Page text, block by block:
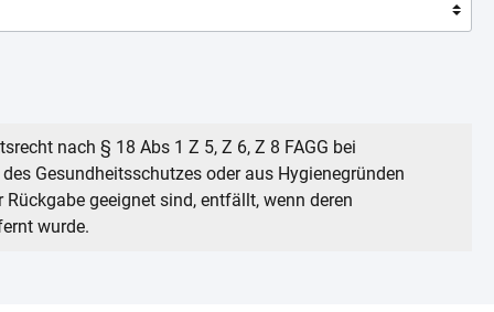
nach § 18 Abs 1 Z 5, Z 6, Z 8 FAGG bei
Gesundheitsschutzes oder aus Hygienegründen
geeignet sind, entfällt, wenn deren
wurde.